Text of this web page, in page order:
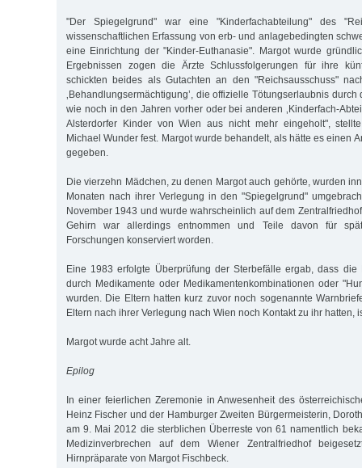
"Der Spiegelgrund" war eine "Kinderfachabteilung" des
wissenschaftlichen Erfassung von erb- und anlagebedingten
eine Einrichtung der "Kinder-Euthanasie". Margot wurde
Ergebnissen zogen die Ärzte Schlussfolgerungen für ihre
schickten beides als Gutachten an den "Reichsausschuss"
‚Behandlungsermächtigung’, die offizielle Tötungserlaubnis durch
wie noch in den Jahren vorher oder bei anderen ‚Kinderfach-
Alsterdorfer Kinder von Wien aus nicht mehr eingeholt",
Michael Wunder fest. Margot wurde behandelt, als hätte es einen
gegeben.
Die vierzehn Mädchen, zu denen Margot auch gehörte, wurden
Monaten nach ihrer Verlegung in den "Spiegelgrund"
November 1943 und wurde wahrscheinlich auf dem
Gehirn war allerdings entnommen und Teile davon für
Forschungen konserviert worden.
Eine 1983 erfolgte Überprüfung der Sterbefälle ergab, dass die
durch Medikamente oder Medikamentenkombinationen oder
wurden. Die Eltern hatten kurz zuvor noch sogenannte
Eltern nach ihrer Verlegung nach Wien noch Kontakt zu ihr hatten,
Margot wurde acht Jahre alt.
Epilog
In einer feierlichen Zeremonie in Anwesenheit des
Heinz Fischer und der Hamburger Zweiten Bürgermeisterin,
am 9. Mai 2012 die sterblichen Überreste von 61 namentlich
Medizinverbrechen auf dem Wiener Zentralfriedhof
Hirnpräparate von Margot Fischbeck.